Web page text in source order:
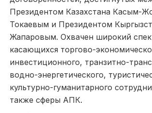
Президентом Казахстана Касым-
Токаевым и Президентом
Жапаровым. Охвачен широкий
касающихся торгово-
инвестиционного, транзитно-
водно-энергетического,
культурно-гуманитарного
также сферы АПК.